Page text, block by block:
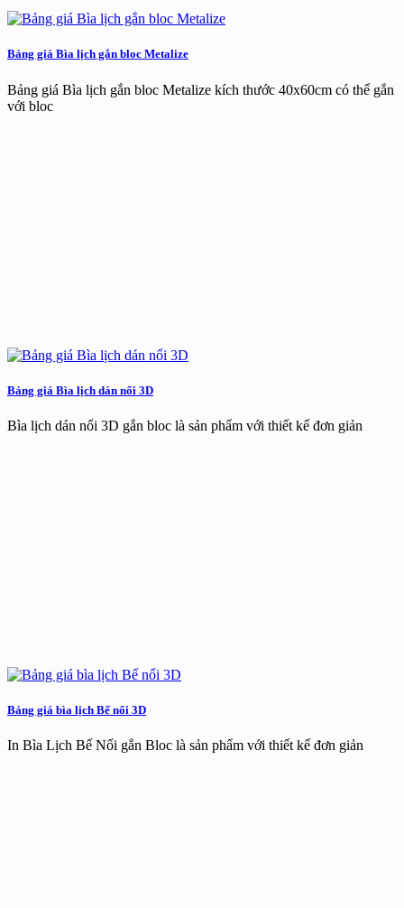
Bảng giá Bìa lịch gắn bloc Metalize
Bảng giá Bìa lịch gắn bloc Metalize kích thước 40x60cm có thể gắn
với bloc
Bảng giá Bìa lịch dán nổi 3D
Bìa lịch dán nổi 3D gắn bloc là sản phẩm với thiết kế đơn giản
Bảng giá bìa lịch Bế nổi 3D
In Bìa Lịch Bế Nổi gắn Bloc là sản phẩm với thiết kế đơn giản